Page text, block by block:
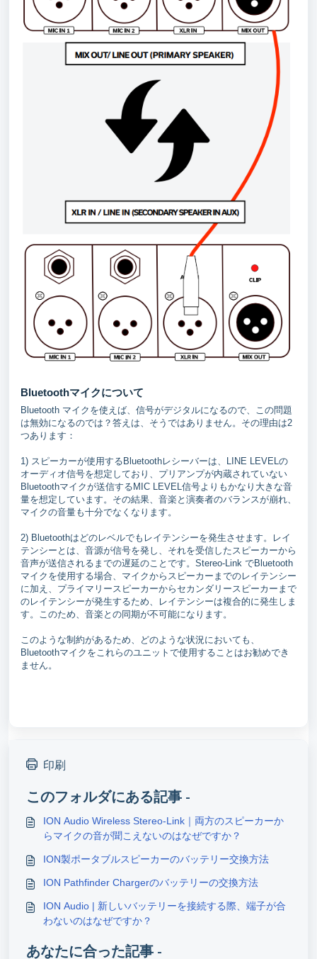
Bluetoothマイクについて
Bluetooth マイクを使えば、信号がデジタルになるので、この問題
は無効になるのでは？答えは、そうではありません。その理由は2
つあります：
1) スピーカーが使用するBluetoothレシーバーは、LINE LEVELの
オーディオ信号を想定しており、プリアンプが内蔵されていない
Bluetoothマイクが送信するMIC LEVEL信号よりもかなり大きな音
量を想定しています。その結果、音楽と演奏者のバランスが崩れ、
マイクの音量も十分でなくなります。
2) Bluetoothはどのレベルでもレイテンシーを発生させます。レイ
テンシーとは、音源が信号を発し、それを受信したスピーカーから
音声が送信されるまでの遅延のことです。Stereo-Link でBluetooth
マイクを使用する場合、マイクからスピーカーまでのレイテンシー
に加え、プライマリースピーカーからセカンダリースピーカーまで
のレイテンシーが発生するため、レイテンシーは複合的に発生しま
す。このため、音楽との同期が不可能になります。
このような制約があるため、どのような状況においても、
Bluetoothマイクをこれらのユニットで使用することはお勧めでき
ません。
印刷
このフォルダにある記事 -
ION Audio Wireless Stereo-Link｜両方のスピーカーか
らマイクの音が聞こえないのはなぜですか？
ION製ポータブルスピーカーのバッテリー交換方法
ION Pathfinder Chargerのバッテリーの交換方法
ION Audio | 新しいバッテリーを接続する際、端子が合
わないのはなぜですか？
あなたに合った記事 -